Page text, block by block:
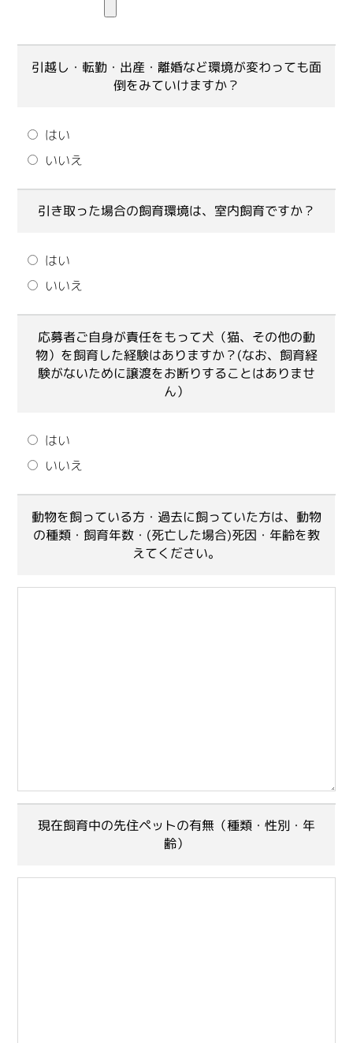
引越し・転勤・出産・離婚など環境が変わっても面
倒をみていけますか？
はい
いいえ
引き取った場合の飼育環境は、室内飼育ですか？
はい
いいえ
応募者ご自身が責任をもって犬（猫、その他の動
物）を飼育した経験はありますか？(なお、飼育経
験がないために譲渡をお断りすることはありませ
ん）
はい
いいえ
動物を飼っている方・過去に飼っていた方は、動物
の種類・飼育年数・(死亡した場合)死因・年齢を教
えてください。
現在飼育中の先住ペットの有無（種類・性別・年
齢）